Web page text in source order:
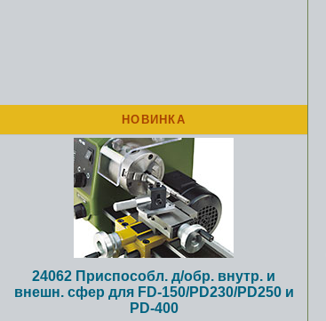
НОВИНКА
24062 Приспособл. д/обр. внутр. и
внешн. сфер для FD-150/PD230/PD250 и
PD-400